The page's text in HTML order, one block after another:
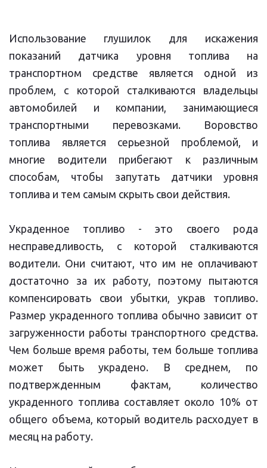
Использование глушилок для искажения
показаний датчика уровня топлива на
транспортном средстве является одной из
проблем, с которой сталкиваются владельцы
автомобилей и компании, занимающиеся
транспортными перевозками. Воровство
топлива является серьезной проблемой, и
многие водители прибегают к различным
способам, чтобы запутать датчики уровня
топлива и тем самым скрыть свои действия.
Украденное топливо - это своего рода
несправедливость, с которой сталкиваются
водители. Они считают, что им не оплачивают
достаточно за их работу, поэтому пытаются
компенсировать свои убытки, украв топливо.
Размер украденного топлива обычно зависит от
загруженности работы транспортного средства.
Чем больше время работы, тем больше топлива
может быть украдено. В среднем, по
подтвержденным фактам, количество
украденного топлива составляет около 10% от
общего объема, который водитель расходует в
месяц на работу.